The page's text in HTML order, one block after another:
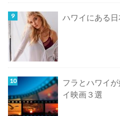
ハワイにある日
フラとハワイ
イ映画３選